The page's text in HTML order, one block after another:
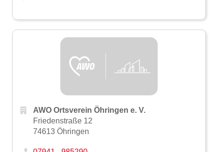
AWO Ortsverein Öhringen e. V.
Friedenstraße 12
74613 Öhringen